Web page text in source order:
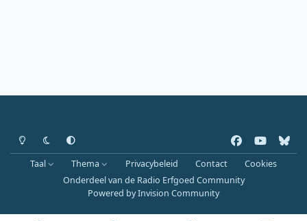
Heldere modus
Donkere modus
Systeemvoorkeur
a
c
e
o
u
b
l
u
Taal Thema Privacybeleid Contact
Cookies
Onderdeel van de Radio Erfgoed Community
Powered byInvision Community